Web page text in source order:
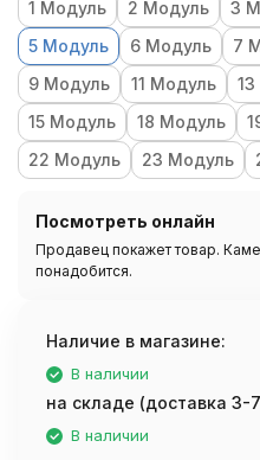
1 Модуль 2 Модуль 3
5 Модуль
6 Модуль 7
9 Модуль
11 Модуль
15 Модуль
18 Модуль
22 Модуль
23 Модуль
Посмотреть онлайн
Продавец покажет товар.
понадобится.
Наличие в магазине:
В наличии
на складе (доставка 3-
В наличии